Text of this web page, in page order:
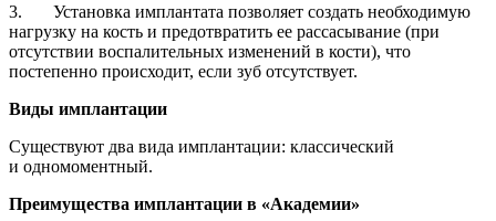
3. Установка имплантата позволяет создать необходимую
нагрузку на кость и предотвратить ее рассасывание (при
отсутствии воспалительных изменений в кости), что
постепенно происходит, если зуб отсутствует.
Виды имплантации
Существуют два вида имплантации: классический
и одномоментный.
Преимущества имплантации в «Академии»